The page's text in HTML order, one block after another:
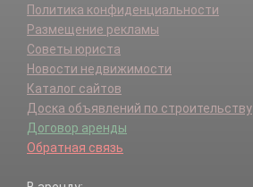
Дальние Прудищи д.
Дрожжино д.
Дроздово д.
Дубровский п.
Дыдылдино д.
Ермолино с.
Жабкино д.
Жабкино д.
Политика конфиденциальности
Размещение рекламы
Советы юриста
Новости недвижимости
Каталог сайтов
Доска объявлений по строительству
Договор аренды
Обратная связь